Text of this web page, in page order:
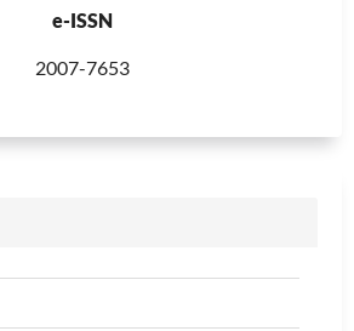
e-ISSN
2007-7653